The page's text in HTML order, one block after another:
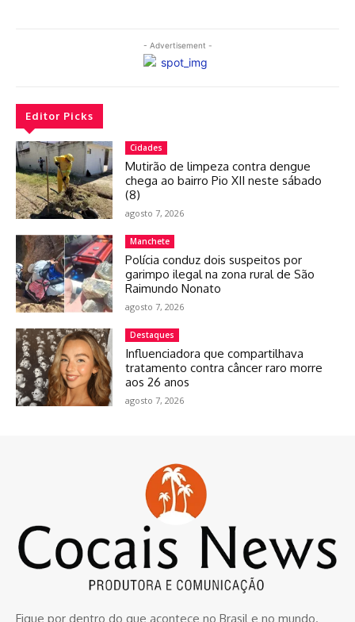
- Advertisement -
Editor Picks
Cidades
Mutirão de limpeza contra dengue
chega ao bairro Pio XII neste sábado
(8)
agosto 7, 2026
Manchete
Polícia conduz dois suspeitos por
garimpo ilegal na zona rural de São
Raimundo Nonato
agosto 7, 2026
Destaques
Influenciadora que compartilhava
tratamento contra câncer raro morre
aos 26 anos
agosto 7, 2026
Fique por dentro do que acontece no Brasil e no mundo.